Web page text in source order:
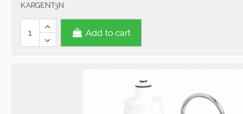
KARGENT3N
Add to cart